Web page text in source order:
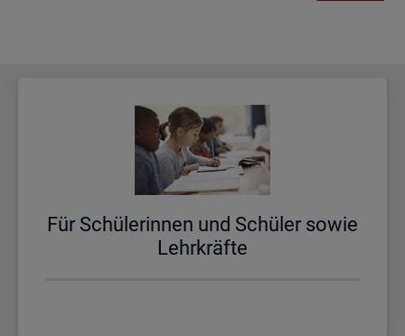
Für Schü­le­rin­nen und Schü­ler sowie
Lehr­kräf­te